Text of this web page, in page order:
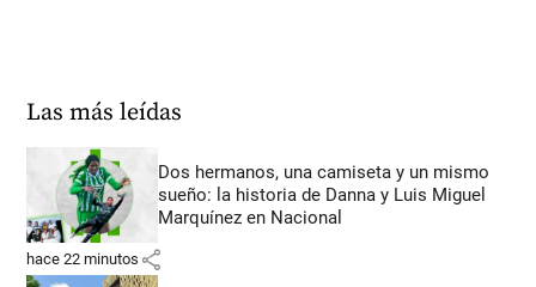
Las más leídas
Dos hermanos, una camiseta y un mismo
sueño: la historia de Danna y Luis Miguel
Marquínez en Nacional
hace 22 minutos share